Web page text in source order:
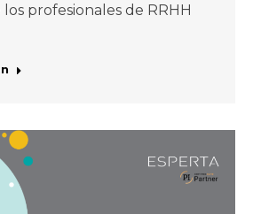
profesionales de RRHH